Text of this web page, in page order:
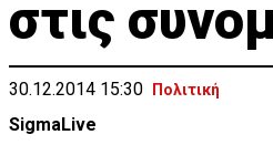
στις
30.12.2014 15:30 Πολιτική
SigmaLive